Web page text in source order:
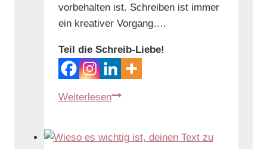
vorbehalten ist. Schreiben ist immer
ein kreativer Vorgang….
Teil die Schreib-Liebe!
Weiterlesen